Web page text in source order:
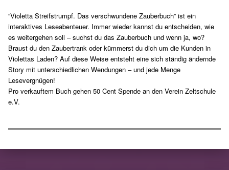
“Violetta Streifstrumpf. Das verschwundene Zauberbuch” ist ein
interaktives Leseabenteuer. Immer wieder kannst du entscheiden, wie
es weitergehen soll – suchst du das Zauberbuch und wenn ja, wo?
Braust du den Zaubertrank oder kümmerst du dich um die Kunden in
Violettas Laden? Auf diese Weise entsteht eine sich ständig ändernde
Story mit unterschiedlichen Wendungen – und jede Menge
Lesevergnügen!
Pro verkauftem Buch gehen 50 Cent Spende an den Verein Zeltschule
e.V.
Skip back to main navigation